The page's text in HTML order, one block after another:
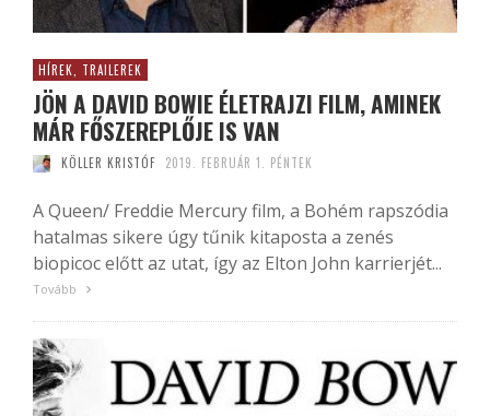
HÍREK, TRAILEREK
JÖN A DAVID BOWIE ÉLETRAJZI FILM, AMINEK
MÁR FŐSZEREPLŐJE IS VAN
KÖLLER KRISTÓF 2019. FEBRUÁR 1. PÉNTEK
A Queen/ Freddie Mercury film, a Bohém rapszódia
hatalmas sikere úgy tűnik kitaposta a zenés
biopicoc előtt az utat, így az Elton John karrierjét...
Tovább